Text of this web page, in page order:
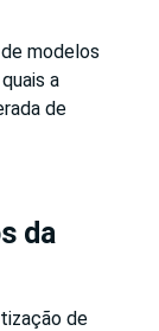
modelos
a
de
da
de